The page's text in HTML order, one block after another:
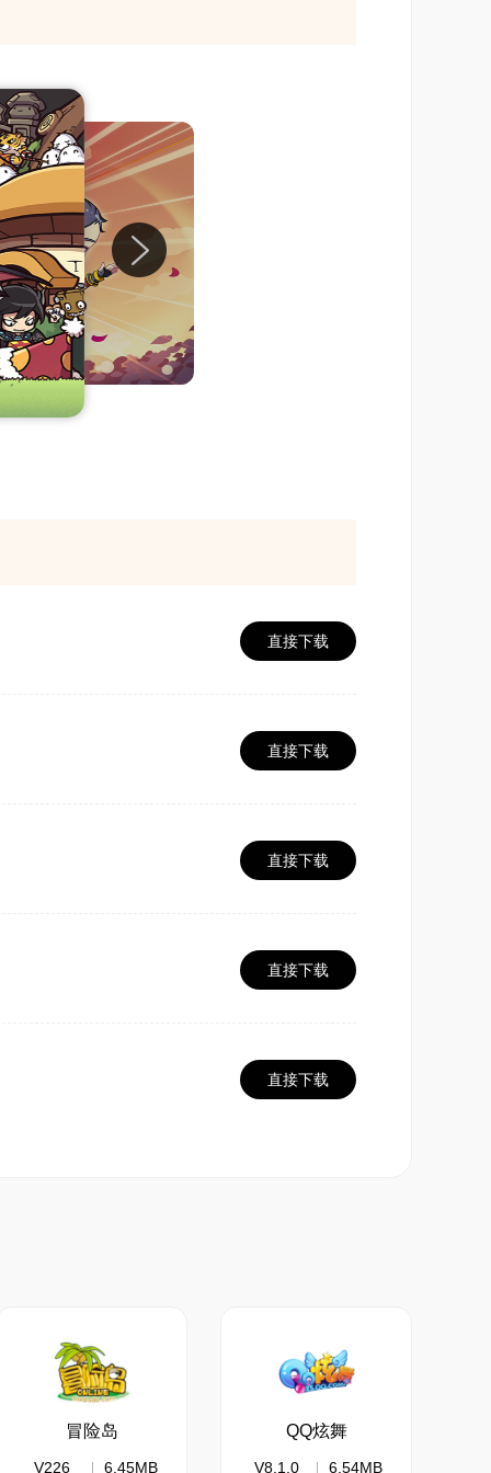
日本。
和眼饰。
玩家自己想象中的角色人物。当在创建角
子(2种：蓝色，褐色)，鞋子(4种：红、黄、
也可以清晰地看到。当成为一名勇敢的战士
套服、裤子、耳环、鞋子，根据玩家的喜
的角度出发，细致耐心的说明和有趣的测
的战斗中，还有惊喜的意外收获。游戏中
《冒险岛》拥有着中世纪气息的村庄和草
这么一个不起眼的画面，这个动画，给记入
乐都和地形的配合相当到位，还有药水和
直接下载
直接下载
直接下载
直接下载
直接下载
冒险岛
V226 6.45MB
QQ炫舞
V8.1.0 6.54MB